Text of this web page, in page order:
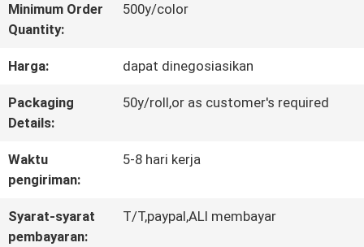
KONTROL
KUALITAS
KAMI
BERITA
Minimum Order
Quantity:
500y/color
Harga: dapat dinegosiasikan
Packaging
Details:
50y/roll,or as customer's required
Waktu
pengiriman:
5-8 hari kerja
Syarat-syarat
pembayaran:
T/T,paypal,ALI membayar